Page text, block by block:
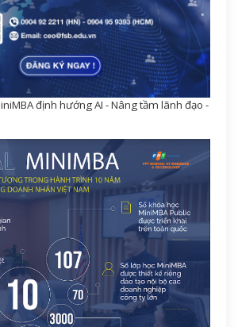
định hướng AI - Nâng tầm lãnh đạo -